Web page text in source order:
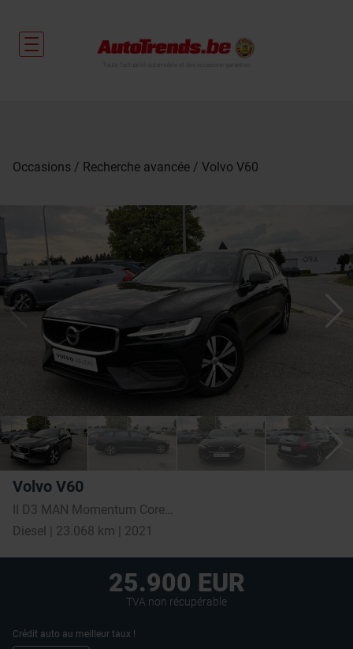
Occasions Recherche avancée Volvo V60
Volvo V60
Diesel | 23.068 km | 2021
25.900 EUR
TVA non récupérable
Crédit auto au meilleur taux !